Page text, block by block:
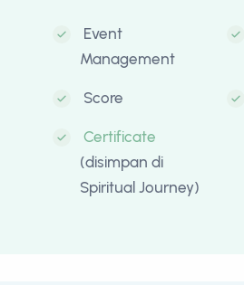
Event
Management
Score
Certificate
(disimpan di
Spiritual Journey)